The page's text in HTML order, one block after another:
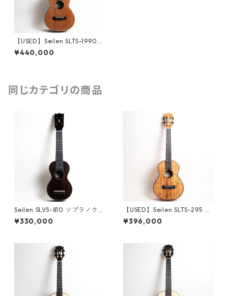
【USED】Seilen SLTS-1990sr
w テナーウクレレ #1791（中
古・2024年製）
¥440,000
同じカテゴリの商品
Seilen SLVS-810 ソプラノウク
レレ #2026
¥330,000
【USED】Seilen SLTS-295 テ
ナーウクレレ #1870（中古・2
024年製）
¥396,000